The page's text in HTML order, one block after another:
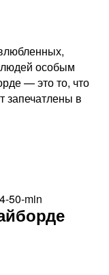
людей особым
— это то, что
запечатлены в